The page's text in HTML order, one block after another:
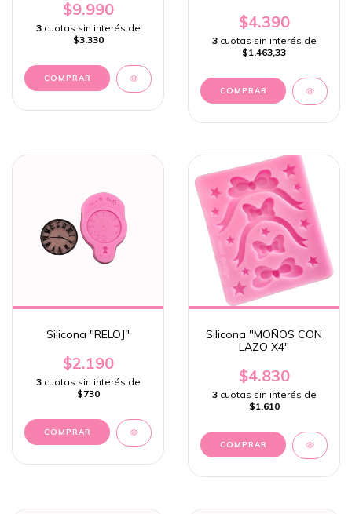
$9.990
3 cuotas sin interés de
$3.330
$4.390
3 cuotas sin interés de
$1.463,33
Silicona "RELOJ"
$2.190
3 cuotas sin interés de
$730
Silicona "MOÑOS CON
LAZO X4"
$4.830
3 cuotas sin interés de
$1.610